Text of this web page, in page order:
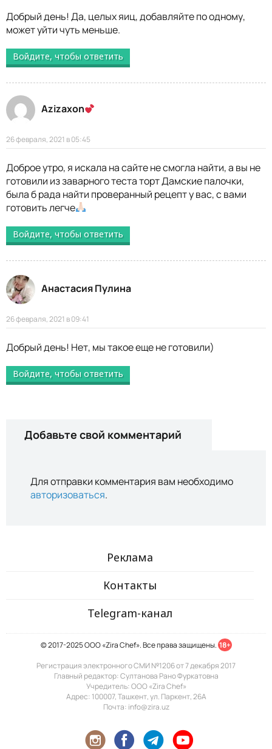
Добрый день! Да, целых яиц, добавляйте по одному,
может уйти чуть меньше.
Войдите, чтобы ответить
Azizaxon
26 февраля, 2021 в 05:45
Доброе утро, я искала на сайте не смогла найти, а вы не
готовили из заварного теста торт Дамские палочки,
была б рада найти проверанный рецепт у вас, с вами
готовить легче
Войдите, чтобы ответить
Анастасия Пулина
26 февраля, 2021 в 09:41
Добрый день! Нет, мы такое еще не готовили)
Войдите, чтобы ответить
Добавьте свой комментарий
Для отправки комментария вам необходимо
авторизоваться.
Реклама
Контакты
Telegram-канал
© 2017-2025 ООО «Zira Chef». Все права защищены. 18+
Регистрация электронного СМИ №1206 от 7 декабря 2017
Главный редактор: Султанова Рано Фуркатовна
Учредитель: ООО «Zira Chef»
Адрес: 100007, Ташкент, ул. Паркент, 26А
Почта: info@zira.uz